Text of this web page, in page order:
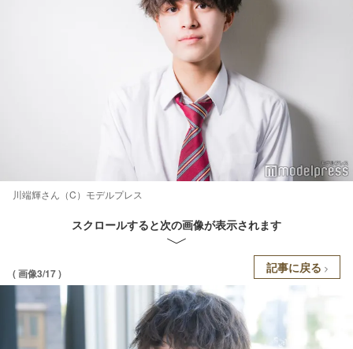
川端輝さん（C）モデルプレス
スクロールすると次の画像が表示されます
( 画像3/17 ) 記事に戻る